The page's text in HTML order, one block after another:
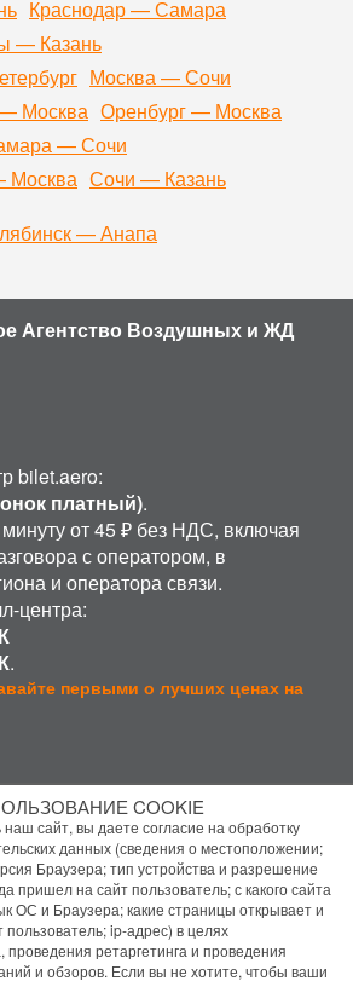
Краснодар — Самара
— Казань
Москва — Сочи
Москва Оренбург — Москва
— Сочи
Москва Сочи — Казань
— Анапа
Агентство Воздушных и ЖД
bilet.aero:
платный).
от 45 ₽ без НДС, включая
с оператором, в
и оператора связи.
центра:
.
первыми о лучших ценах на
COOKIE
сайт, вы даете согласие на обработку
данных (сведения о местоположении;
Браузера; тип устройства и разрешение
пришел на сайт пользователь; с какого сайта
ОС и Браузера; какие страницы открывает и
пользователь; ip-адрес) в целях
ретаргетинга и проведения
и обзоров. Если вы не хотите, чтобы ваши